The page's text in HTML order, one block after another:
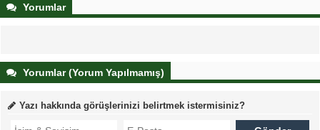
Yorumlar
Yorumlar (Yorum Yapılmamış)
Yazı hakkında görüşlerinizi belirtmek istermisiniz?